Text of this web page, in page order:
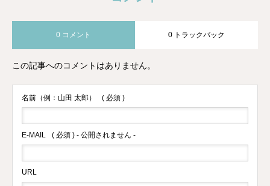
0 コメント 0 トラックバック
この記事へのコメントはありません。
名前（例：山田 太郎） ( 必須 )
E-MAIL ( 必須 ) - 公開されません -
URL